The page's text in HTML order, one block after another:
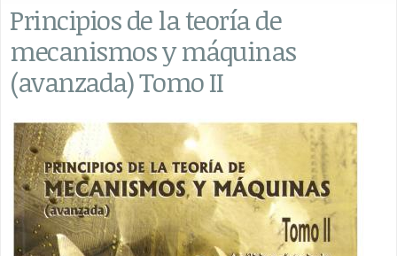
Principios de la teoría de
mecanismos y máquinas
(avanzada) Tomo II